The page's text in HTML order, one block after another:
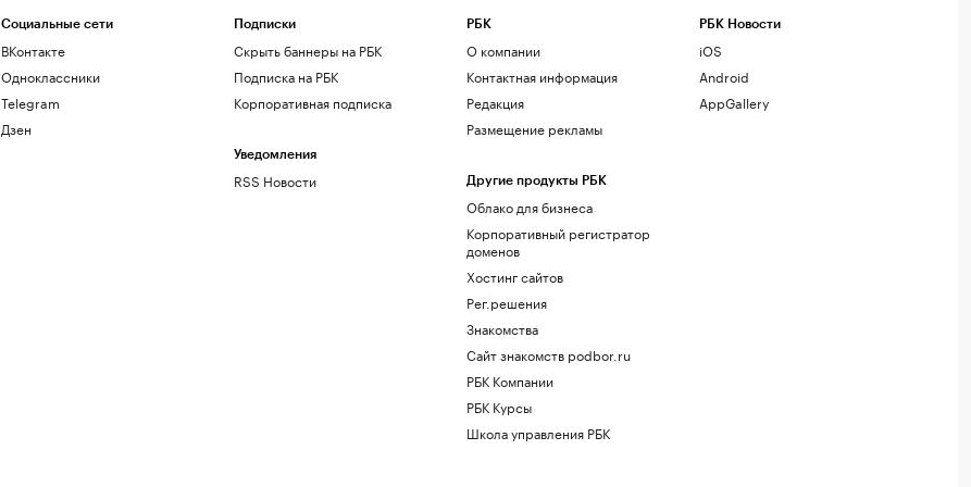
Социальные сети
ВКонтакте
Одноклассники
Telegram
Дзен
Подписки
Скрыть баннеры на РБК
Подписка на РБК
Корпоративная подписка
Уведомления
RSS Новости
РБК
О компании
Контактная информация
Редакция
Размещение рекламы
Другие продукты РБК
Облако для бизнеса
Корпоративный регистратор
доменов
Хостинг сайтов
Рег.решения
Знакомства
Сайт знакомств podbor.ru
РБК Компании
РБК Курсы
Школа управления РБК
РБК Новости
iOS
Android
AppGallery